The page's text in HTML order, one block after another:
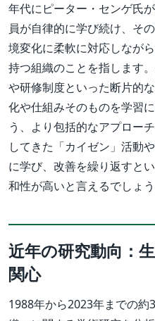
年代にピーター・センゲ氏
員が自律的に学び続け、そ
境変化に柔軟に対応しなが
持つ組織のことを指します
や研修制度といった断片的
化や仕組みそのものを学習
う、より包括的なアプロー
してきた「カイゼン」活動
に学び、改善を繰り返すと
和性が高いと言えるでしょう
近年の研究動向：
関心
1988年から2023年までの約